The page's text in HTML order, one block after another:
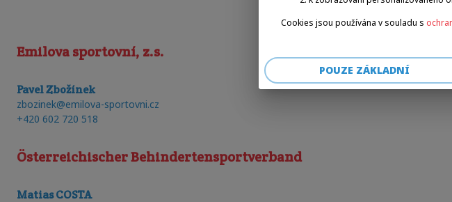
Emilova sportovní, z.s.
Pavel Zbožínek
zbozinek@emilova-sportovni.cz
+420 602 720 518
Österreichischer Behindertensportverband
Matias COSTA
Cookies jsou používána v souladu s
POUZE ZÁKLADNÍ